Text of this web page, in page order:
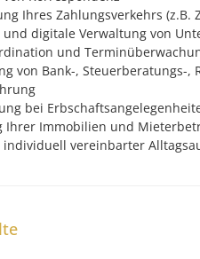
Ihres Zahlungsverkehrs
digitale Verwaltung von
und
von Bank-, Steuerberatungs-
bei
Ihrer Immobilien und
individuell vereinbarter